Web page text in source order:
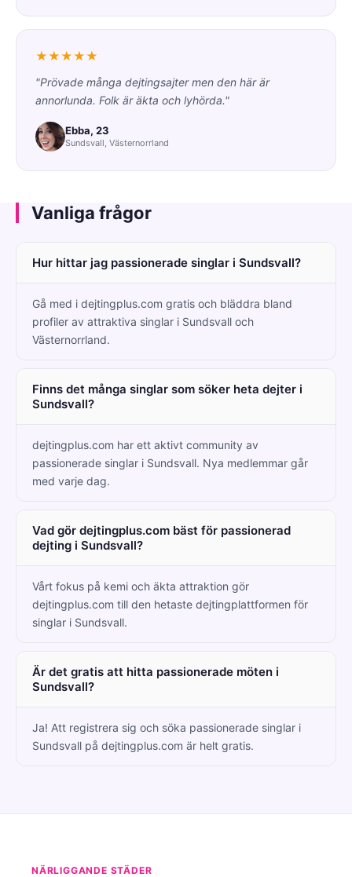
★★★★★
"Prövade många dejtingsajter men den här är
annorlunda. Folk är äkta och lyhörda."
Ebba, 23
Sundsvall, Västernorrland
Vanliga frågor
Hur hittar jag passionerade singlar i Sundsvall?
Gå med i dejtingplus.com gratis och bläddra bland
profiler av attraktiva singlar i Sundsvall och
Västernorrland.
Finns det många singlar som söker heta dejter i
Sundsvall?
dejtingplus.com har ett aktivt community av
passionerade singlar i Sundsvall. Nya medlemmar går
med varje dag.
Vad gör dejtingplus.com bäst för passionerad
dejting i Sundsvall?
Vårt fokus på kemi och äkta attraktion gör
dejtingplus.com till den hetaste dejtingplattformen för
singlar i Sundsvall.
Är det gratis att hitta passionerade möten i
Sundsvall?
Ja! Att registrera sig och söka passionerade singlar i
Sundsvall på dejtingplus.com är helt gratis.
NÄRLIGGANDE STÄDER